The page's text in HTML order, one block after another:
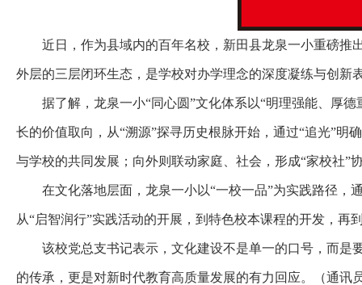
近日，作为县域内的百年名校，新田县龙泉一小重磅推
外层的三层闭环生态，是学校对办学理念的深度凝练与创新
据了解，龙泉一小“同心圆”文化体系以“明理强能、厚德
长的价值取向，从“溯源”探寻历史根脉开始，通过“追光”明
与学校的共同发展；向外则联动家庭、社会，形成“家校社
在文化落地层面，龙泉一小以“一校一品”为实践路径，
从“启智润行”实践活动的开展，到特色校本课程的开发，
该校党总支书记表示，文化建设不是单一的口号，而是
的传承，更是对新时代教育高质量发展的有力回应。（通讯